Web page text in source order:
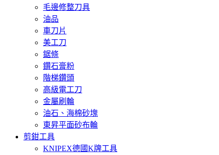
毛邊修整刀具
油品
車刀片
美工刀
鋸條
鑽石膏粉
階梯鑽頭
高級電工刀
金屬刷輪
油石、海棉砂塊
東昇平面砂布輪
剪鉗工具
KNIPEX德國K牌工具